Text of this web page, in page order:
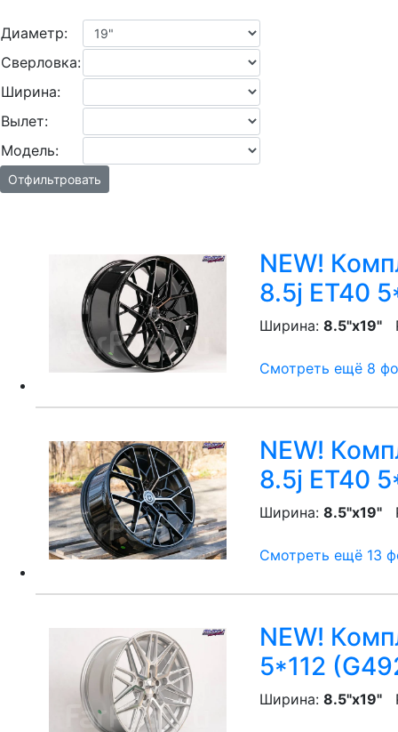
Диаметр:
Сверловка:
Ширина:
Вылет:
Модель:
Отфильтровать
NEW!
8.5j ET40
Ширина: 8.5"x19"
Смотреть ещё 8
NEW!
8.5j ET40
Ширина: 8.5"x19"
Смотреть ещё 13
NEW!
5*112
Ширина: 8.5"x19"